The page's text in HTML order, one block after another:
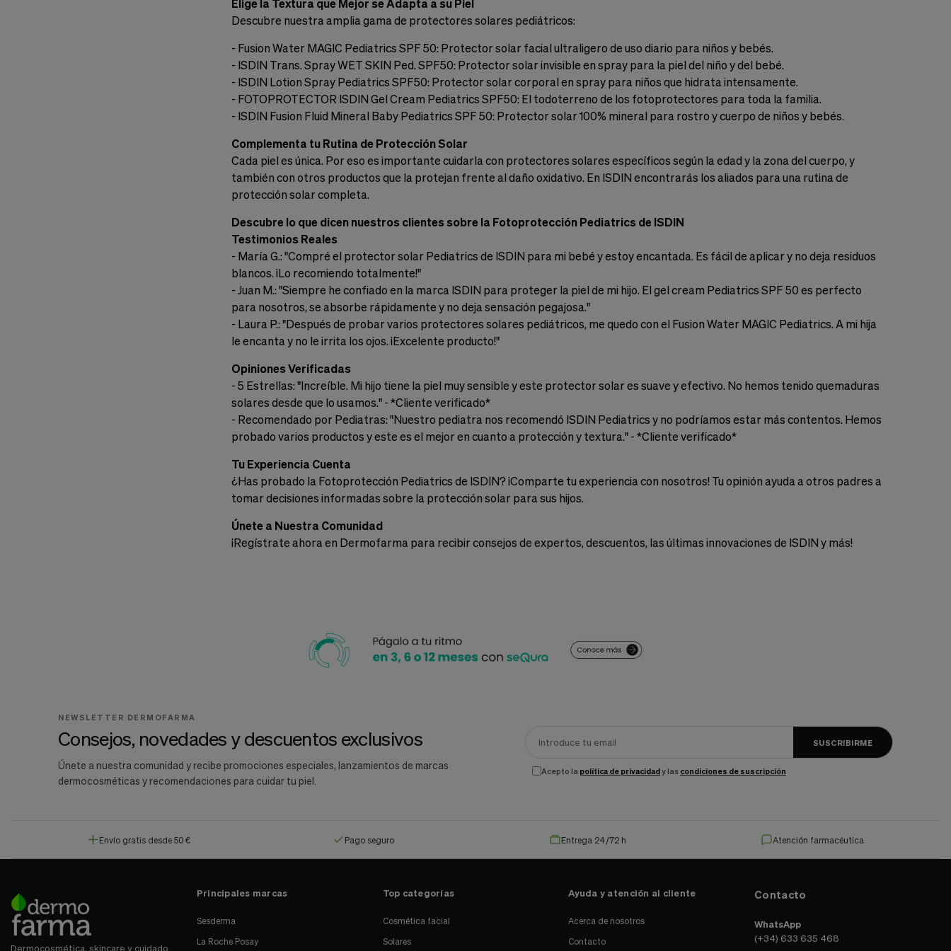
Elige la Textura que Mejor se Adapta a su Piel
Descubre nuestra amplia gama de protectores solares pediátricos:
- Fusion Water MAGIC Pediatrics SPF 50: Protector solar facial ultraligero de uso diario para niños y bebés.
- ISDIN Trans. Spray WET SKIN Ped. SPF50: Protector solar invisible en spray para la piel del niño y del bebé.
- ISDIN Lotion Spray Pediatrics SPF50: Protector solar corporal en spray para niños que hidrata intensamente.
- FOTOPROTECTOR ISDIN Gel Cream Pediatrics SPF50: El todoterreno de los fotoprotectores para toda la familia.
- ISDIN Fusion Fluid Mineral Baby Pediatrics SPF 50: Protector solar 100% mineral para rostro y cuerpo de niños y bebés.
Complementa tu Rutina de Protección Solar
Cada piel es única. Por eso es importante cuidarla con protectores solares específicos según la edad y la zona del cuerpo, y
también con otros productos que la protejan frente al daño oxidativo. En ISDIN encontrarás los aliados para una rutina de
protección solar completa.
Descubre lo que dicen nuestros clientes sobre la Fotoprotección Pediatrics de ISDIN
Testimonios Reales
- María G.: "Compré el protector solar Pediatrics de ISDIN para mi bebé y estoy encantada. Es fácil de aplicar y no deja residuos
blancos. ¡Lo recomiendo totalmente!"
- Juan M.: "Siempre he confiado en la marca ISDIN para proteger la piel de mi hijo. El gel cream Pediatrics SPF 50 es perfecto
para nosotros, se absorbe rápidamente y no deja sensación pegajosa."
- Laura P.: "Después de probar varios protectores solares pediátricos, me quedo con el Fusion Water MAGIC Pediatrics. A mi hija
le encanta y no le irrita los ojos. ¡Excelente producto!"
Opiniones Verificadas
- 5 Estrellas: "Increíble. Mi hijo tiene la piel muy sensible y este protector solar es suave y efectivo. No hemos tenido quemaduras
solares desde que lo usamos." - *Cliente verificado*
- Recomendado por Pediatras: "Nuestro pediatra nos recomendó ISDIN Pediatrics y no podríamos estar más contentos. Hemos
probado varios productos y este es el mejor en cuanto a protección y textura." - *Cliente verificado*
Tu Experiencia Cuenta
¿Has probado la Fotoprotección Pediatrics de ISDIN? ¡Comparte tu experiencia con nosotros! Tu opinión ayuda a otros padres a
tomar decisiones informadas sobre la protección solar para sus hijos.
Únete a Nuestra Comunidad
¡Regístrate ahora en Dermofarma para recibir consejos de expertos, descuentos, las últimas innovaciones de ISDIN y más!
NEWSLETTER DERMOFARMA
Consejos, novedades y descuentos exclusivos
Únete a nuestra comunidad y recibe promociones especiales, lanzamientos de marcas
dermocosméticas y recomendaciones para cuidar tu piel.
SUSCRIBIRME
Acepto la política de privacidady las condiciones de suscripción
Envío gratis desde 50 € Pago seguro Entrega 24/72 h Atención farmacéutica
Dermocosmética, skincare y cuidado
Principales marcas
Sesderma
La Roche Posay
Top categorías
Cosmética facial
Solares
Ayuda y atención al cliente
Acerca de nosotros
Contacto
Contacto
WhatsApp
(+34) 633 635 468